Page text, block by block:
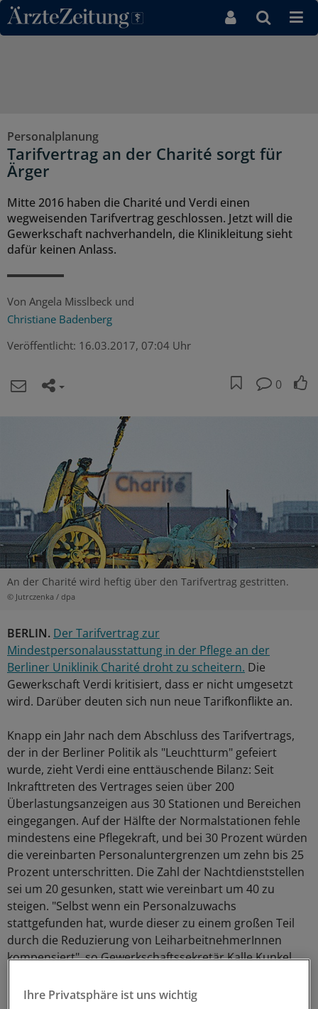
Direkt zum Inhaltsbereich
Personalplanung
Tarifvertrag an der Charité sorgt für
Ärger
Mitte 2016 haben die Charité und Verdi einen
wegweisenden Tarifvertrag geschlossen. Jetzt will die
Gewerkschaft nachverhandeln, die Klinikleitung sieht
dafür keinen Anlass.
Von Angela Misslbeck und
Christiane Badenberg
Veröffentlicht: 16.03.2017, 07:04 Uhr
0
An der Charité wird heftig über den Tarifvertrag gestritten.
© Jutrczenka / dpa
BERLIN. Der Tarifvertrag zur
Mindestpersonalausstattung in der Pflege an der
Berliner Uniklinik Charité droht zu scheitern. Die
Gewerkschaft Verdi kritisiert, dass er nicht umgesetzt
wird. Darüber deuten sich nun neue Tarifkonflikte an.
Knapp ein Jahr nach dem Abschluss des Tarifvertrags,
der in der Berliner Politik als "Leuchtturm" gefeiert
wurde, zieht Verdi eine enttäuschende Bilanz: Seit
Inkrafttreten des Vertrages seien über 200
Überlastungsanzeigen aus 30 Stationen und Bereichen
eingegangen. Auf der Hälfte der Normalstationen fehle
mindestens eine Pflegekraft, und bei 30 Prozent würden
die vereinbarten Personaluntergrenzen um zehn bis 25
Prozent unterschritten. Die Zahl der Nachtdienststellen
sei um 20 gesunken, statt wie vereinbart um 40 zu
steigen. "Selbst wenn ein Personalzuwachs
stattgefunden hat, wurde dieser zu einem großen Teil
durch die Reduzierung von LeiharbeitnehmerInnen
kompensiert", so Gewerkschaftssekretär Kalle Kunkel.
Ihre Privatsphäre ist uns wichtig